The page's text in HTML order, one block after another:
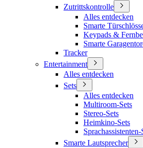
Zutrittskontrolle
Alles entdecken
Smarte
Keypads &
Smarte
Tracker
Entertainment
Alles entdecken
Sets
Alles entdecken
Multiroom-Sets
Stereo-Sets
Heimkino-Sets
Sprachassistenten-
Smarte Lautsprecher